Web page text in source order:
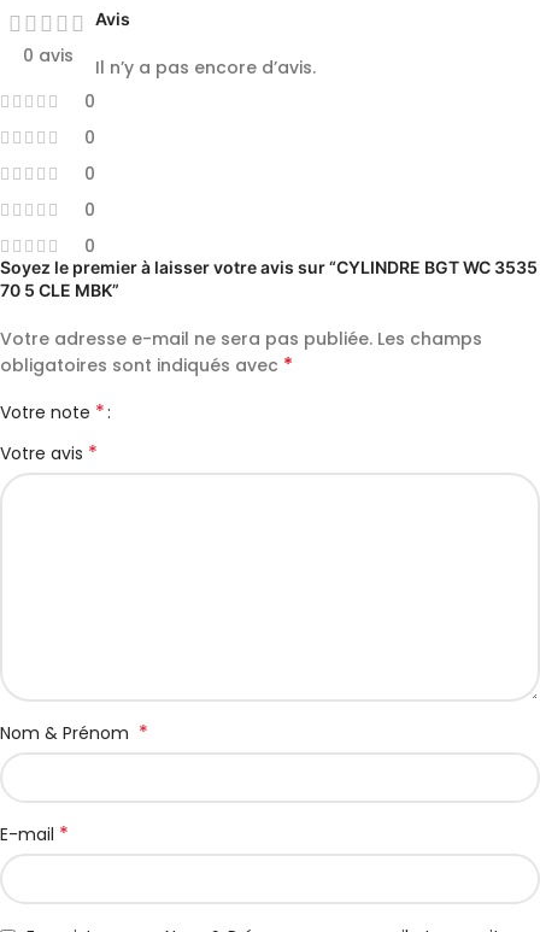
0 avis
0
0
0
0
0
Avis
Il n’y a pas encore d’avis.
Soyez le premier à laisser votre avis sur “CYLINDRE BGT WC 3535
70 5 CLE MBK”
Votre adresse e-mail ne sera pas publiée. Les champs
obligatoires sont indiqués avec *
Votre note *
Votre avis *
Nom & Prénom *
E-mail *